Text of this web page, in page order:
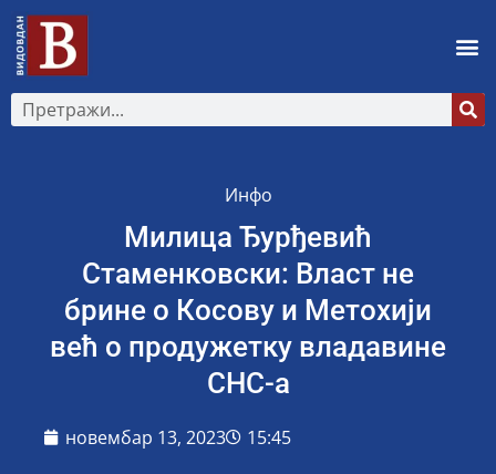
Инфо
Милица Ђурђевић
Стаменковски: Власт не
брине о Косову и Метохији
већ о продужетку владавине
СНС-а
новембар 13, 2023 15:45